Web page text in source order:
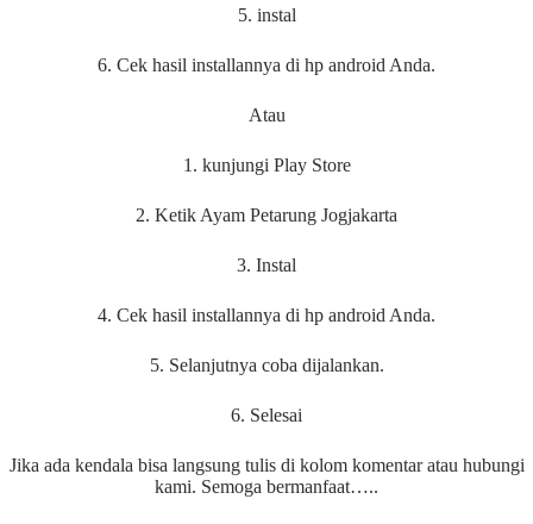
5. instal
6. Cek hasil installannya di hp android Anda.
Atau
1. kunjungi Play Store
2. Ketik Ayam Petarung Jogjakarta
3. Instal
4. Cek hasil installannya di hp android Anda.
5. Selanjutnya coba dijalankan.
6. Selesai
Jika ada kendala bisa langsung tulis di kolom komentar atau hubungi
kami. Semoga bermanfaat…..